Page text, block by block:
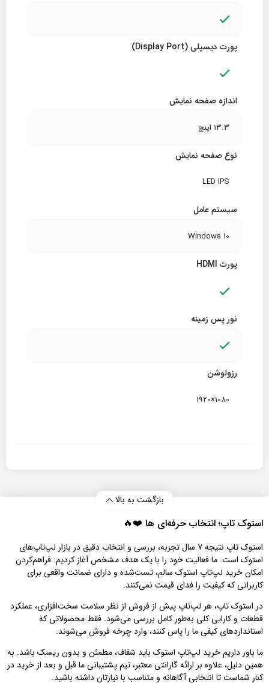
پورت دیسپلی (Display Port)
اندازه صفحه نمایش
13.3 اینچ
نوع صفحه نمایش
LED IPS
سیستم عامل
Windows 10
پورت HDMI
نور پس زمینه
رزولوشن
1080×1920
بازگشت به بالا
استوک تاپ؛ انتخاب حرفه‌ای‌ ها ❤️🔥
استوک تاپ نتیجه ۷ سال تجربه، بررسی و انتخاب دقیق در بازار لپ‌تاپ‌های
استوک است. ما فعالیت خود را با یک هدف مشخص آغاز کردیم: فراهم‌کردن
امکان خرید لپ‌تاپ استوک سالم، تست‌شده و دارای ضمانت واقعی برای
کاربرانی که کیفیت را فدای قیمت نمی‌کنند.
در استوک تاپ، هر لپ‌تاپ پیش از فروش از نظر سلامت سخت‌افزاری، عملکرد
قطعات و کارایی کلی به‌طور کامل بررسی می‌شود. فقط محصولاتی که
استانداردهای کیفی ما را پاس کنند، وارد چرخه فروش می‌شوند.
ما باور داریم خرید لپ‌تاپ استوک باید شفاف، مطمئن و بدون ریسک باشد. به
همین دلیل، علاوه بر ارائه گارانتی معتبر، تیم پشتیبانی ما قبل و بعد از خرید در
کنار شماست تا انتخابی آگاهانه و متناسب با نیازتان داشته باشید.